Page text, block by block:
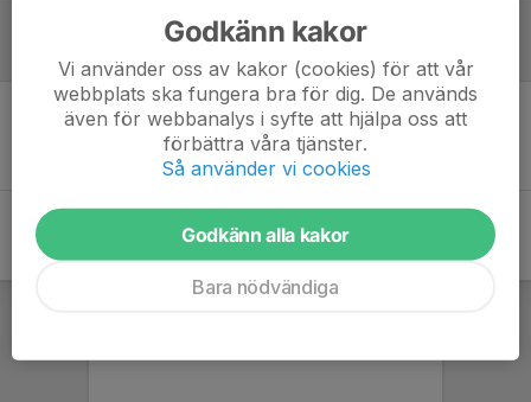
Inför match
Inget skrivet
Godkänn kakor
Vi använder oss av kakor (cookies) för att vår
webbplats ska fungera bra för dig. De används
även för webbanalys i syfte att hjälpa oss att
förbättra våra tjänster.
Så använder vi cookies
Godkänn alla kakor
Bara nödvändiga